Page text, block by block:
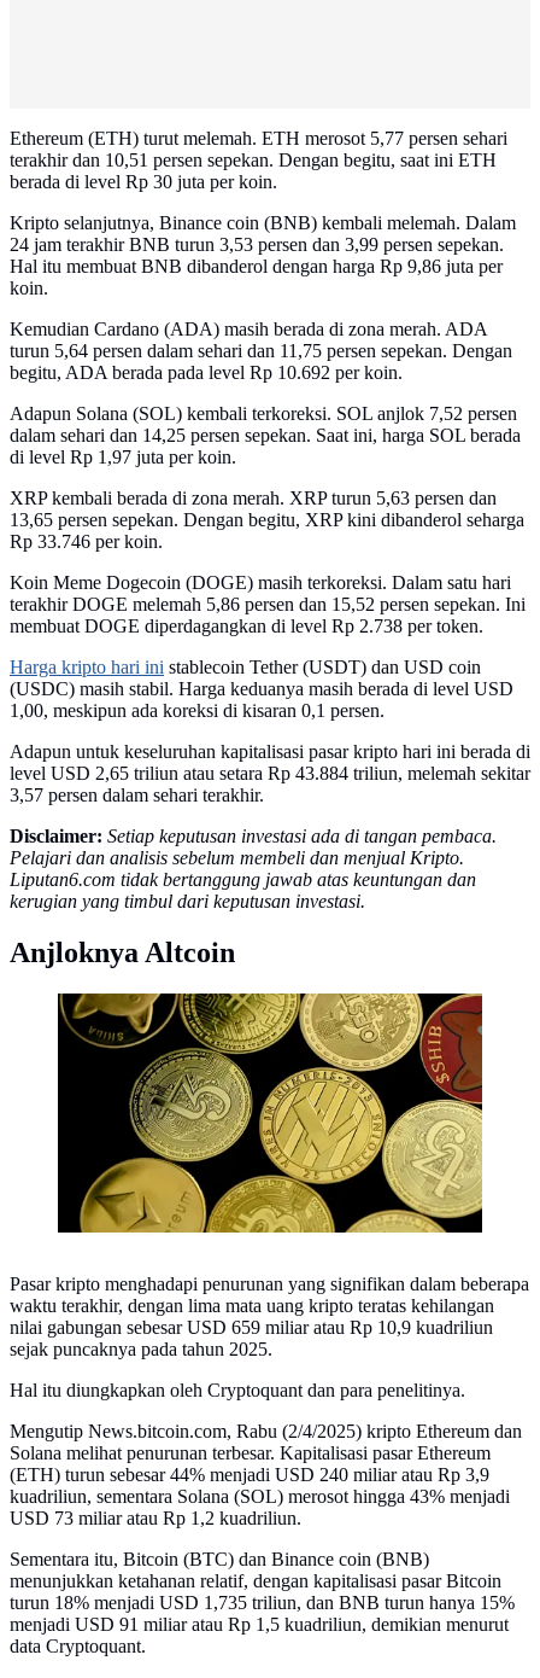
Ethereum (ETH) turut melemah. ETH merosot 5,77 persen sehari
terakhir dan 10,51 persen sepekan. Dengan begitu, saat ini ETH
berada di level Rp 30 juta per koin.
Kripto selanjutnya, Binance coin (BNB) kembali melemah. Dalam
24 jam terakhir BNB turun 3,53 persen dan 3,99 persen sepekan.
Hal itu membuat BNB dibanderol dengan harga Rp 9,86 juta per
koin.
Kemudian Cardano (ADA) masih berada di zona merah. ADA
turun 5,64 persen dalam sehari dan 11,75 persen sepekan. Dengan
begitu, ADA berada pada level Rp 10.692 per koin.
Adapun Solana (SOL) kembali terkoreksi. SOL anjlok 7,52 persen
dalam sehari dan 14,25 persen sepekan. Saat ini, harga SOL berada
di level Rp 1,97 juta per koin.
XRP kembali berada di zona merah. XRP turun 5,63 persen dan
13,65 persen sepekan. Dengan begitu, XRP kini dibanderol seharga
Rp 33.746 per koin.
Koin Meme Dogecoin (DOGE) masih terkoreksi. Dalam satu hari
terakhir DOGE melemah 5,86 persen dan 15,52 persen sepekan. Ini
membuat DOGE diperdagangkan di level Rp 2.738 per token.
Harga kripto hari ini stablecoin Tether (USDT) dan USD coin
(USDC) masih stabil. Harga keduanya masih berada di level USD
1,00, meskipun ada koreksi di kisaran 0,1 persen.
Adapun untuk keseluruhan kapitalisasi pasar kripto hari ini berada di
level USD 2,65 triliun atau setara Rp 43.884 triliun, melemah sekitar
3,57 persen dalam sehari terakhir.
Disclaimer: Setiap keputusan investasi ada di tangan pembaca.
Pelajari dan analisis sebelum membeli dan menjual Kripto.
Liputan6.com tidak bertanggung jawab atas keuntungan dan
kerugian yang timbul dari keputusan investasi.
Anjloknya Altcoin
Ilustrasi Kripto atau Crypto. Foto: Unsplash/Traxer
Pasar kripto menghadapi penurunan yang signifikan dalam beberapa
waktu terakhir, dengan lima mata uang kripto teratas kehilangan
nilai gabungan sebesar USD 659 miliar atau Rp 10,9 kuadriliun
sejak puncaknya pada tahun 2025.
Hal itu diungkapkan oleh Cryptoquant dan para penelitinya.
Mengutip News.bitcoin.com, Rabu (2/4/2025) kripto Ethereum dan
Solana melihat penurunan terbesar. Kapitalisasi pasar Ethereum
(ETH) turun sebesar 44% menjadi USD 240 miliar atau Rp 3,9
kuadriliun, sementara Solana (SOL) merosot hingga 43% menjadi
USD 73 miliar atau Rp 1,2 kuadriliun.
Sementara itu, Bitcoin (BTC) dan Binance coin (BNB)
menunjukkan ketahanan relatif, dengan kapitalisasi pasar Bitcoin
turun 18% menjadi USD 1,735 triliun, dan BNB turun hanya 15%
menjadi USD 91 miliar atau Rp 1,5 kuadriliun, demikian menurut
data Cryptoquant.